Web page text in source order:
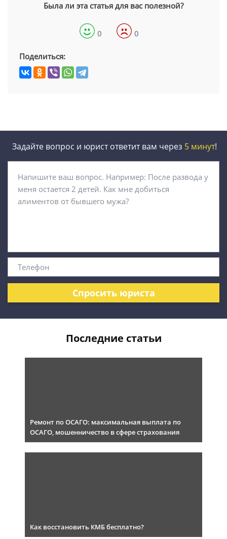
Была ли эта статья для вас полезной?
0 0
Поделиться:
Задайте вопрос и юрист ответит вам через 5 минут!
Спросить юриста
Последние статьи
Ремонт по ОСАГО: максимальная выплата по
ОСАГО, мошенничество в сфере страхования
Как восстановить КМБ бесплатно?